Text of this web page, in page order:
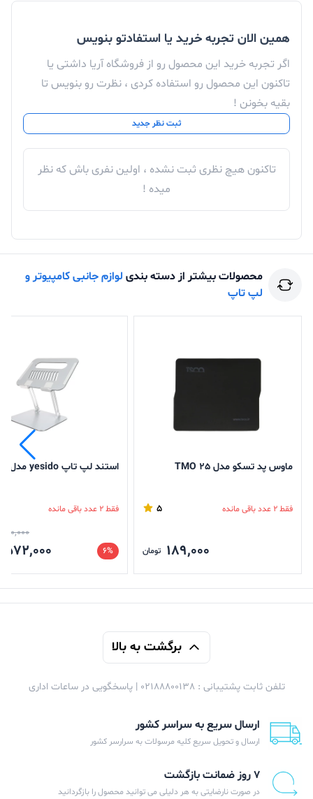
همین الان تجربه خرید یا استفادتو بنویس
اگر تجربه خرید این محصول رو از فروشگاه آریا داشتی یا
تاکنون این محصول رو استفاده کردی ، نظرت رو بنویس تا
بقیه بخونن !
ثبت نظر جدید
تاکنون هیچ نظری ثبت نشده ، اولین نفری باش که نظر
میده !
محصولات بیشتر از دسته بندی لوازم جانبی کامپیوتر و
لپ تاپ
ماوس پد تسکو مدل TMO 25
فقط 2 عدد باقی مانده 5
189,000 تومان
استند لپ تاپ yesido مدل LP05
فقط 2 عدد باقی مانده
6%
برگشت به بالا
تلفن ثابت پشتیبانی : 02188800138 | پاسخگویی در ساعات اداری
ارسال سریع به سراسر کشور
ارسال و تحویل سریع کلیه مرسولات به سرارسر کشور
۷ روز ضمانت بازگشت
در صورت نارضایتی به هر دلیلی می توانید محصول را بازگردانید